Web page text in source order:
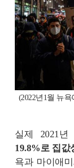
(2022년1월 뉴
실제 2021년
19.8%로 집값
욕과 마이애